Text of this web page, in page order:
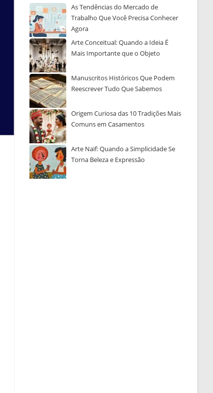
As Tendências do Mercado de
Trabalho Que Você Precisa Conhecer
Agora
Arte Conceitual: Quando a Ideia É
Mais Importante que o Objeto
Manuscritos Históricos Que Podem
Reescrever Tudo Que Sabemos
Origem Curiosa das 10 Tradições Mais
Comuns em Casamentos
Arte Naïf: Quando a Simplicidade Se
Torna Beleza e Expressão